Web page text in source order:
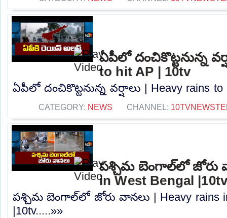
ఏపీలో దంచికొట్టనున్న
to hit AP | 10tv
ఏపీలో దంచికొట్టనున్న వర్షాలు | Heavy rains to
CATEGORY: NEWS CHANNEL:
పశ్చిమ బెంగాల్‌లో జోరు
in West Bengal
పశ్చిమ బెంగాల్‌లో జోరు వానలు | Heavy rains
|10tv.....»»